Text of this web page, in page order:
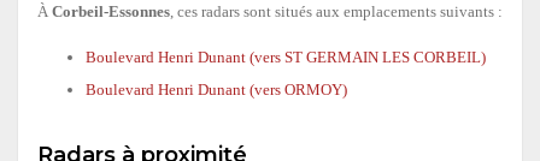
À Corbeil-Essonnes , ces radars sont situés aux emplacements suivants :
Boulevard Henri Dunant (vers ST GERMAIN LES CORBEIL)
Boulevard Henri Dunant (vers ORMOY)
Radars à proximité